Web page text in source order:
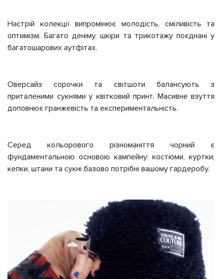
Настрій колекції випромінює молодість, сміливість та
оптимізм. Багато деніму, шкіри та трикотажу поєднані у
багатошарових аутфітах.
Оверсайз сорочки та світшоти балансують з
приталеними сукнями у квітковий принт. Масивне взуття
доповнює гранжевість та експериментальність.
Серед кольорового різноманіття чорний є
фундаментальною основою кампейну: костюми, куртки,
кепки, штани та сукні базово потрібні вашому гардеробу.